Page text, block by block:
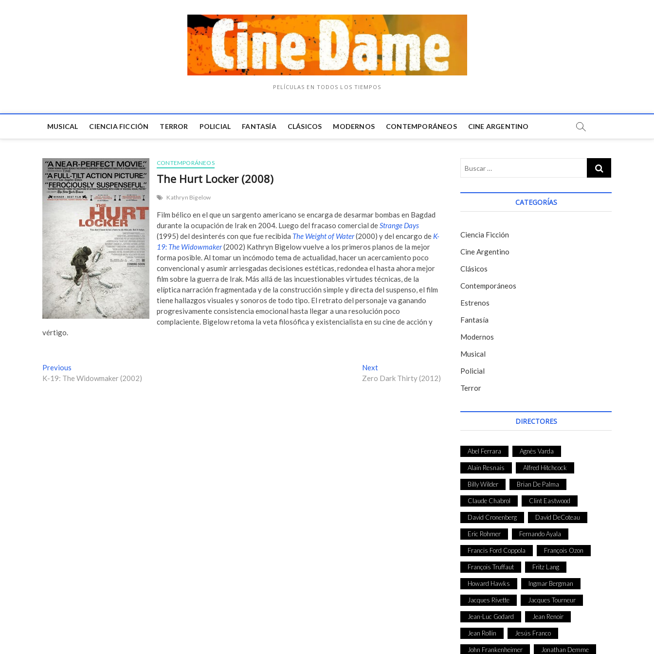
PELÍCULAS EN TODOS LOS TIEMPOS
MUSICAL CIENCIA FICCIÓN TERROR POLICIAL FANTASÍA CLÁSICOS MODERNOS CONTEMPORÁNEOS CINE ARGENTINO
CONTEMPORÁNEOS
The Hurt Locker (2008)
Kathryn Bigelow
Film bélico en el que un sargento americano se encarga de desarmar bombas en Bagdad
durante la ocupación de Irak en 2004. Luego del fracaso comercial deStrange Days
(1995) del desinterés con que fue recibida The Weight of Water(2000) y del encargo de K-
19: The Widowmaker(2002) Kathryn Bigelow vuelve a los primeros planos de la mejor
forma posible. Al tomar un incómodo tema de actualidad, hacer un acercamiento poco
convencional y asumir arriesgadas decisiones estéticas, redondea el hasta ahora mejor
film sobre la guerra de Irak. Más allá de las incuestionables virtudes técnicas, de la
elíptica narración fragmentada y de la construcción simple y directa del suspenso, el film
tiene hallazgos visuales y sonoros de todo tipo. El retrato del personaje va ganando
progresivamente consistencia emocional hasta llegar a una resolución poco
complaciente. Bigelow retoma la veta filosófica y existencialista en su cine de acción y
vértigo.
N
a
Previous
r
K-19: The Widowmaker (2002)
Next
e
Zero Dark Thirty (2012)
CATEGORÍAS
Ciencia Ficción
Cine Argentino
Clásicos
Contemporáneos
Estrenos
Fantasía
Modernos
Musical
Policial
Terror
DIRECTORES
Abel Ferrara Agnès Varda
Alain Resnais Alfred Hitchcock
Billy Wilder Brian De Palma
Claude Chabrol Clint Eastwood
David Cronenberg David DeCoteau
Eric Rohmer Fernando Ayala
Francis Ford Coppola François Ozon
François Truffaut Fritz Lang
Howard Hawks Ingmar Bergman
Jacques Rivette Jacques Tourneur
Jean-Luc Godard Jean Renoir
Jean Rollin Jesús Franco
John Frankenheimer Jonathan Demme